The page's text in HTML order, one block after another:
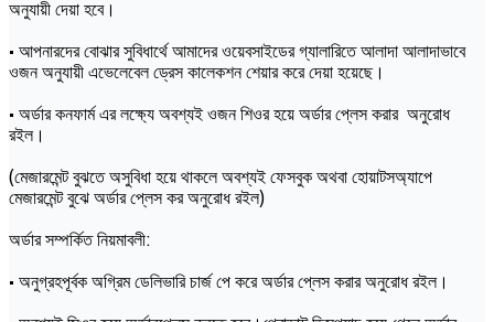
অনুযায়ী দেয়া হবে।
• আপনারদের বোঝার সুবিধার্থে আমাদের ওয়েবসাইডের গ্যালারিতে আলাদা আলাদাভাবে
ওজন অনুযায়ী এভেলেবেল ড্রেস কালেকশন শেয়ার করে দেয়া হয়েছে।
• অর্ডার কনফার্ম এর লক্ষ্যে অবশ্যই ওজন শিওর হয়ে অর্ডার প্লেস করার অনুরোধ
রইল।
(মেজারমেন্ট বুঝতে অসুবিধা হয়ে থাকলে অবশ্যই ফেসবুক অথবা হোয়াটসঅ্যাপে
মেজারমেন্ট বুঝে অর্ডার প্লেস কর অনুরোধ রইল)
অর্ডার সম্পর্কিত নিয়মাবলী:
• অনুগ্রহপূর্বক অগ্রিম ডেলিভারি চার্জ পে করে অর্ডার প্লেস করার অনুরোধ রইল।